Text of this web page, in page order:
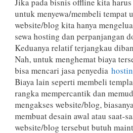
untuk menyewa/membeli tempat
website/blog kita hanya
sewa hosting dan perpanjangan
Keduanya relatif terjangkau
Nah, untuk menghemat biaya
bisa mencari jasa penyedia
Biaya lain seperti membeli
rangka mempercantik dan
mengakses website/blog,
membuat desain awal atau saat-
website/blog tersebut butuh